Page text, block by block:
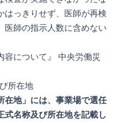
はっきりせず、医師が再検
医師の指示人数に含めない
容について 』 中央労働災
所在地
在地」には、事業場で選任
式名称及び所在地を記載し